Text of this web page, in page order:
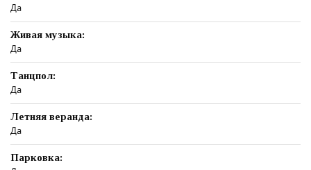
Да
Живая музыка:
Да
Танцпол:
Да
Летняя веранда:
Да
Парковка: